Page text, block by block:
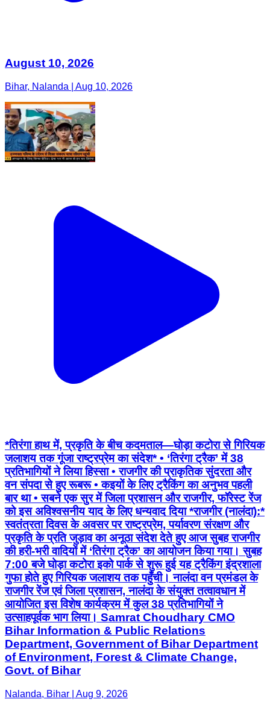
August 10, 2026
Bihar, Nalanda | Aug 10, 2026
*तिरंगा हाथ में, प्रकृति के बीच कदमताल—घोड़ा कटोरा से गिरियक
जलाशय तक गूंजा राष्ट्रप्रेम का संदेश* • ‘तिरंगा ट्रैक’ में 38
प्रतिभागियों ने लिया हिस्सा • राजगीर की प्राकृतिक सुंदरता और
वन संपदा से हुए रूबरू • ⁠कइयों के लिए ट्रैकिंग का अनुभव पहली
बार था • ⁠सबने एक सुर में जिला प्रशासन और राजगीर, फॉरेस्ट रेंज
को इस अविश्वसनीय याद के लिए धन्यवाद दिया *राजगीर (नालंदा):*
स्वतंत्रता दिवस के अवसर पर राष्ट्रप्रेम, पर्यावरण संरक्षण और
प्रकृति के प्रति जुड़ाव का अनूठा संदेश देते हुए आज सुबह राजगीर
की हरी-भरी वादियों में ‘तिरंगा ट्रैक’ का आयोजन किया गया। सुबह
7:00 बजे घोड़ा कटोरा इको पार्क से शुरू हुई यह ट्रैकिंग इंद्रशाला
गुफा होते हुए गिरियक जलाशय तक पहुँची। नालंदा वन प्रमंडल के
राजगीर रेंज एवं जिला प्रशासन, नालंदा के संयुक्त तत्वावधान में
आयोजित इस विशेष कार्यक्रम में कुल 38 प्रतिभागियों ने
उत्साहपूर्वक भाग लिया। Samrat Choudhary CMO
Bihar Information & Public Relations
Department, Government of Bihar Department
of Environment, Forest & Climate Change,
Govt. of Bihar
Nalanda, Bihar | Aug 9, 2026